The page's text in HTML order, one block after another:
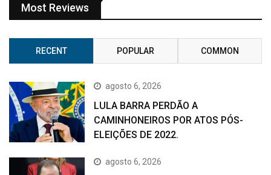
Most Reviews
RECENT POPULAR COMMON
agosto 6, 2026
LULA BARRA PERDÃO A
CAMINHONEIROS POR ATOS PÓS-
ELEIÇÕES DE 2022.
agosto 6, 2026